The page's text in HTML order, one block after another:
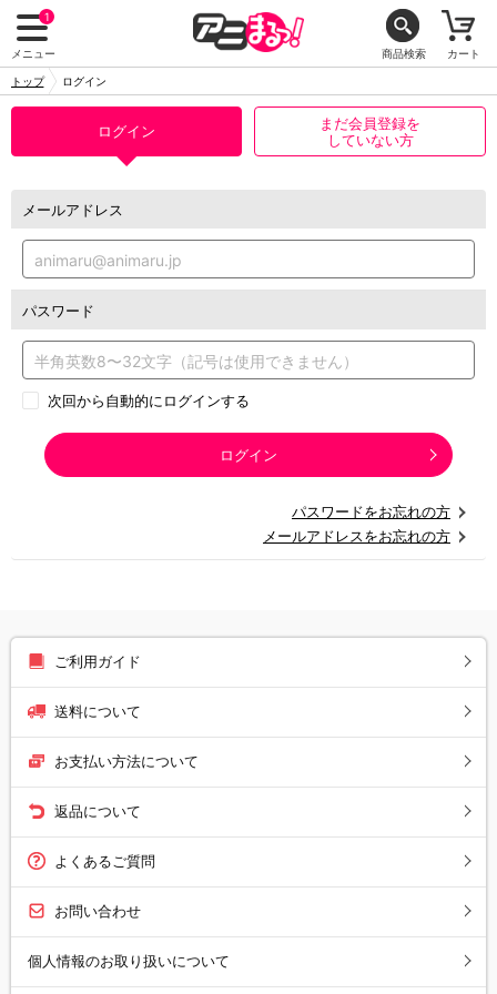
1
メニュー 商品検索 カート
トップ ログイン
ログイン
まだ会員登録を
していない方
メールアドレス
パスワード
次回から自動的にログインする
ログイン
パスワードをお忘れの方
メールアドレスをお忘れの方
ご利用ガイド
送料について
お支払い方法について
返品について
よくあるご質問
お問い合わせ
個人情報のお取り扱いについて